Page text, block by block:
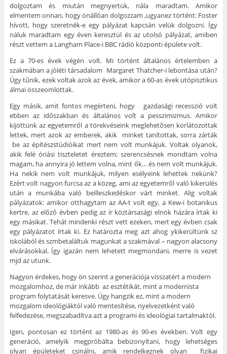
dolgoztam és miután megnyertük, nála maradtam. Amikor
elmentem onnan, hogy önállóan dolgozzam ,ugyanez történt: Foster
hívott, hogy szeretnék-e egy pályázat kapcsán velük dolgozni. Így
náluk maradtam egy éven keresztül és az utolsó pályázat, amiben
részt vettem a Langham Place-i BBC rádió központi épülete volt.
Ez a 70-es évek végén volt. Mi történt általános értelemben a
szakmában a jóléti társadalom Margaret Thatcher-i lebontása után?
Úgy tűnik, ezek voltak azok az évek, amikor a 60-as évek utópisztikus
álmai összeomlottak.
Egy másik, amit fontos megérteni, hogy gazdasági recesszió volt
ebben az időszakban és általános volt a pesszimizmus. Amikor
kijöttünk az egyetemről a törekvéseink meglehetősen korlátozottak
lettek, mert azok az emberek, akik minket tanítottak, sorra zárták
be az építészstúdióikat mert nem volt munkájuk. Voltak olyanok,
akik felé óriási tiszteletet éreztem; szerencsésnek mondtam volna
magam, ha annyira jó lettem volna, mint ők… és nem volt munkájuk.
Ha nekik nem volt munkájuk, milyen esélyeink lehettek nekünk?
Ezért volt nagyon furcsa az a közeg, ami az egyetemről való kikerülés
után a munkába való beilleszkedéskor várt minket. Alig voltak
pályázatok: amikor otthagytam az AA-t volt egy, a Kew-i botanikus
kertre, az előző évben pedig az ír köztársasági elnök házára írtak ki
egy másikat. Tehát mindenki részt vett ezeken, mert egy évben csak
egy pályázatot írtak ki. Ez határozta meg azt ahog ykikerültünk sz
iskolából és szmbetaláltuk magunkat a szakmával – nagyon alacsony
elvárásokkal. Így igazán nem lehetett megmondani, merre is vezet
mjd az utunk.
Nagyon érdekes, hogy ön szerint a generációja visszatért a modern
mozgalomhoz, de már inkább az esztétikát, mint a modernista
program folytatását keresve. Úgy hangzik ez, mint a modern
mozgalom ideológiáktól való mentesítése, nyelvezetként való
felfedezése, megszabadítva azt a programi és ideológiai tartalmaktól.
Igen, pontosan ez történt az 1980-as és 90-es években. Volt egy
generáció, amelyik megpróbálta bebizonyítani, hogy lehetséges
olyan épületeket csinálni, amik rendelkeznek olyan fizikai